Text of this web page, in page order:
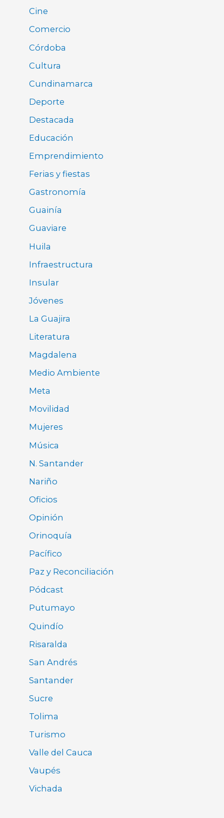
Cine
Comercio
Córdoba
Cultura
Cundinamarca
Deporte
Destacada
Educación
Emprendimiento
Ferias y fiestas
Gastronomía
Guainía
Guaviare
Huila
Infraestructura
Insular
Jóvenes
La Guajira
Literatura
Magdalena
Medio Ambiente
Meta
Movilidad
Mujeres
Música
N. Santander
Nariño
Oficios
Opinión
Orinoquía
Pacífico
Paz y Reconciliación
Pódcast
Putumayo
Quindío
Risaralda
San Andrés
Santander
Sucre
Tolima
Turismo
Valle del Cauca
Vaupés
Vichada